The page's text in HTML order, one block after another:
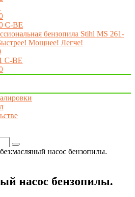
C-BE
бензопила Stihl MS 261-
Мощнее! Легче!
C-BE
насос бензопилы.
насос бензопилы.